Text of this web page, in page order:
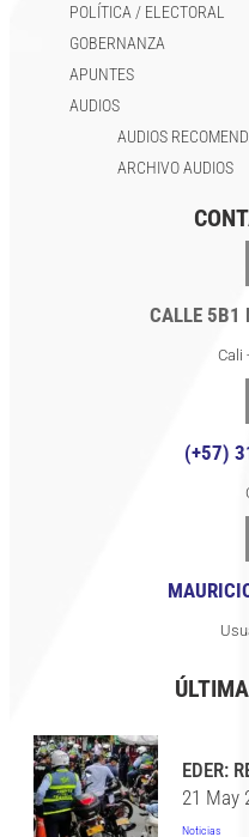
EDER:
21 May
Noticias
CALLE 5B1
Cali
(+57)
POLÍTICA / ELECTORAL
GOBERNANZA
APUNTES
AUDIOS
AUDIOS
ARCHIVO AUDIOS